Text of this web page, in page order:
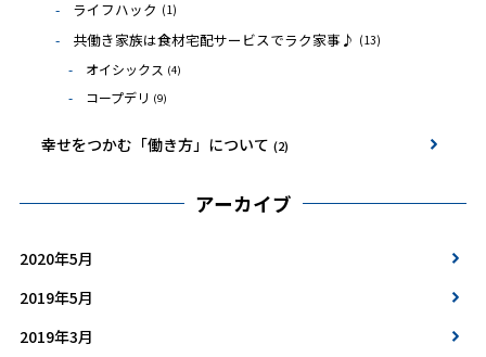
ライフハック (1)
共働き家族は食材宅配サービスでラク家事♪ (13)
オイシックス (4)
コープデリ (9)
幸せをつかむ「働き方」について (2)
アーカイブ
2020年5月
2019年5月
2019年3月